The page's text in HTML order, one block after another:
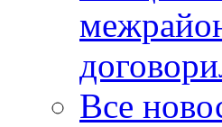
Все